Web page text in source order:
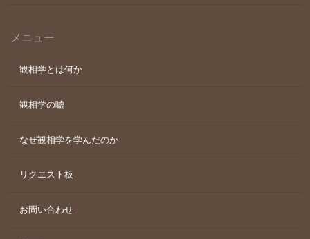
メニュー
観相学とは何か
観相学の嘘
なぜ観相学を学んだのか
リクエスト板
お問い合わせ